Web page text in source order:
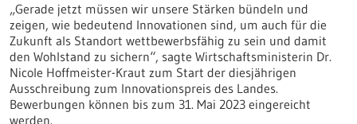
„Gerade jetzt müssen wir unsere Stärken bündeln und
zeigen, wie bedeutend Innovationen sind, um auch für die
Zukunft als Standort wettbewerbsfähig zu sein und damit
den Wohlstand zu sichern“, sagte Wirtschaftsministerin Dr.
Nicole Hoffmeister-Kraut zum Start der diesjährigen
Ausschreibung zum Innovationspreis des Landes.
Bewerbungen können bis zum 31. Mai 2023 eingereicht
werden.